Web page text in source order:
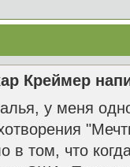
Креймер
у меня
в том, что